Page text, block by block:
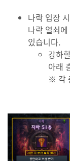
나락 입장
나락 열쇠
있습니다.
강하
아래
※ 각